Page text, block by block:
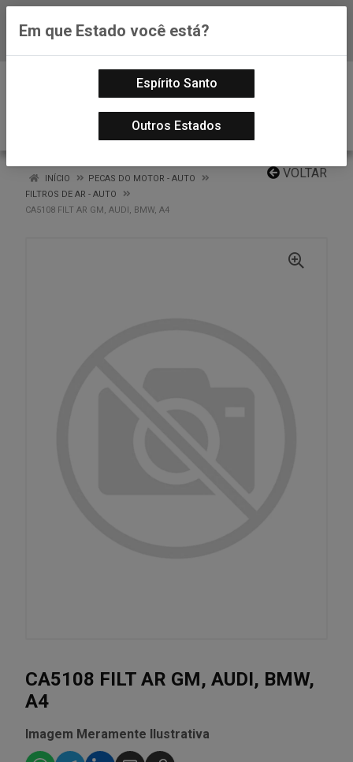
Baixe já nosso APP
VOLTAR
INÍCIO
PECAS DO MOTOR - AUTO
FILTROS DE AR - AUTO
CA5108 FILT AR GM, AUDI, BMW, A4
CA5108 FILT AR GM, AUDI, BMW,
A4
Imagem Meramente Ilustrativa
Em que Estado você está?
Espírito Santo
Outros Estados